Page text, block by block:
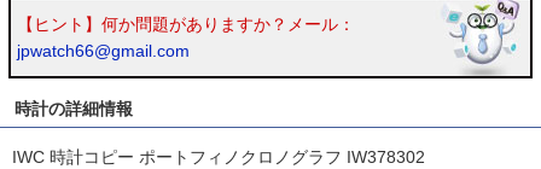
【ヒント】何か問題がありますか？メール：
jpwatch66@gmail.com
時計の詳細情報
IWC 時計コピー ポートフィノクロノグラフ IW378302